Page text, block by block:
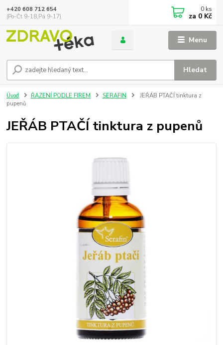
Menu
Hledat
+420 608 712 654
(Po-Čt 9-18,Pá 9-17)
0 ks
za 0 Kč
Úvod ŘAZENÍ PODLE FIREM SERAFIN
JEŘÁB PTAČÍ tinktura z
pupenů
JEŘÁB PTAČÍ tinktura z pupenů